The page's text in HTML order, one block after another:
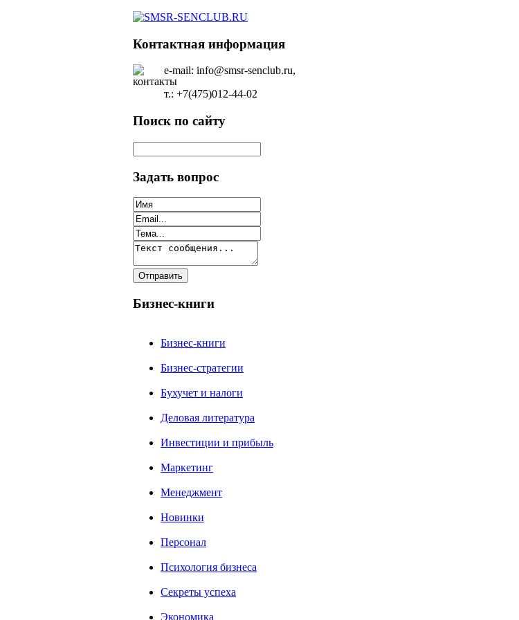
Контактная информация
e-mail: info@smsr-senclub.ru,
т.: +7(475)012-44-02
Поиск по сайту
Задать вопрос
Бизнес-книги
Бизнес-книги
Бизнес-стратегии
Бухучет и налоги
Деловая литература
Инвестиции и прибыль
Маркетинг
Менеджмент
Новинки
Персонал
Психология бизнеса
Секреты успеха
Экономика